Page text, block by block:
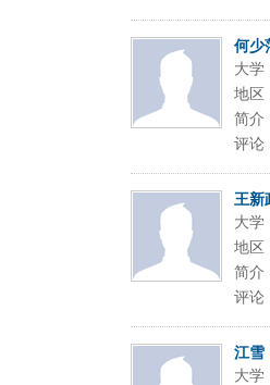
何少
大学
地区
简介
评论
王新
大学
地区
简介
评论
江雪
大学